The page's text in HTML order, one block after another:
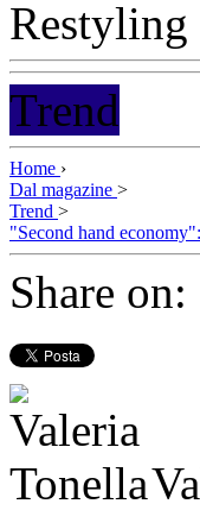
Trend
Home ›
Dal magazine >
Trend >
"Second hand
Share on: